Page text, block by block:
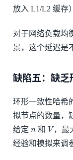
放入 L1/L2 缓存
对于网络负载均
景，这个延迟是
缺陷五：缺乏
环形一致性哈希
拟节点的数量，
给定
和 V，最
经验和模拟来调